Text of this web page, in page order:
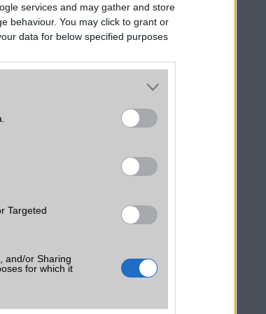
services and may gather and store
behaviour. You may click to grant or
data for below specified purposes
Targeted
and/or Sharing
for which it
idejű videós szűrők egyik
munkafolyamatot
Az utólagos szerkesztés
e a funkció eltávolításáról. A
felhasználói visszajelzések
alkalmazásba egy későbbi
„egyszerűsítették”, és a